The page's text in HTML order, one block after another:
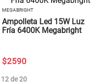
MEGABRIGHT
Ampolleta Led 15W Luz
Fría 6400K Megabright
$2590
12 de 20